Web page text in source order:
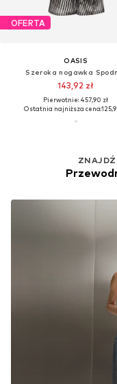
OFERTA
OASIS
Szeroka nogawka
143,92 zł
Pierwotnie: 457,90 zł
Ostatnia najniższa cena: